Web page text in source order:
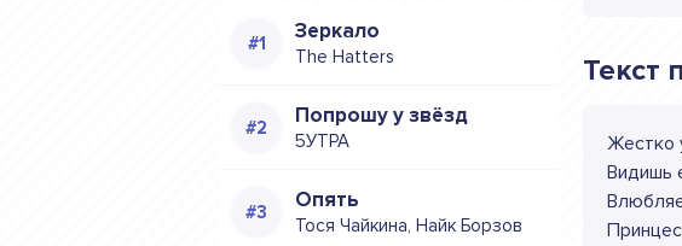
Зеркало
The Hatters
Попрошу у звёзд
5УТРА
Опять
Тося Чайкина, Найк Борзов
Текст
Жестко
Видишь